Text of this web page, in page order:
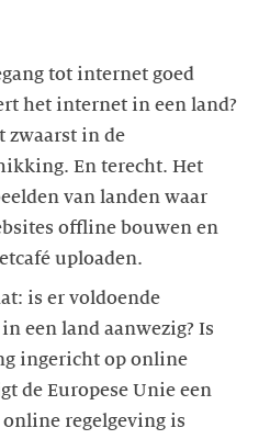
tot internet goed
het internet in een land?
zwaarst in de
En terecht. Het
van landen waar
offline bouwen en
uploaden.
is er voldoende
een land aanwezig? Is
ingericht op online
de Europese Unie een
regelgeving is